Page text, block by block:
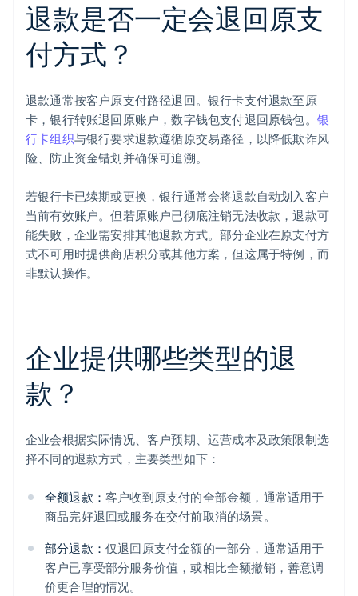
退款是否一定会退回原支
付方式？
退款通常按客户原支付路径退回。银行卡支付退款至原
卡，银行转账退回原账户，数字钱包支付退回原钱包。 银
行卡组织与银行要求退款遵循原交易路径，以降低欺诈风
险、防止资金错划并确保可追溯。
若银行卡已续期或更换，银行通常会将退款自动划入客户
当前有效账户。但若原账户已彻底注销无法收款，退款可
能失败，企业需安排其他退款方式。部分企业在原支付方
式不可用时提供商店积分或其他方案，但这属于特例，而
非默认操作。
企业提供哪些类型的退
款？
企业会根据实际情况、客户预期、运营成本及政策限制选
择不同的退款方式，主要类型如下：
全额退款： 客户收到原支付的全部金额，通常适用于
商品完好退回或服务在交付前取消的场景。
部分退款： 仅退回原支付金额的一部分，通常适用于
客户已享受部分服务价值，或相比全额撤销，善意调
价更合理的情况。